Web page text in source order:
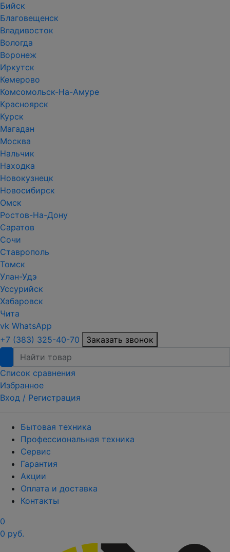
Бийск
Благовещенск
Владивосток
Вологда
Воронеж
Иркутск
Кемерово
Комсомольск-На-Амуре
Красноярск
Курск
Магадан
Москва
Нальчик
Находка
Новокузнецк
Новосибирск
Омск
Ростов-На-Дону
Саратов
Сочи
Ставрополь
Томск
Улан-Удэ
Уссурийск
Хабаровск
Чита
vk WhatsApp
+7 (383) 325-40-70
Заказать звонок
Список сравнения
Избранное
Вход / Регистрация
Бытовая техника
Профессиональная техника
Сервис
Гарантия
Акции
Оплата и доставка
Контакты
0
0 руб.